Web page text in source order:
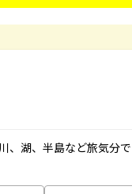
、湖、半島など旅気分で